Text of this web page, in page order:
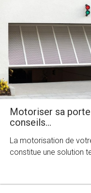
Motoriser sa
conseils...
La motorisation de
constitue une solution